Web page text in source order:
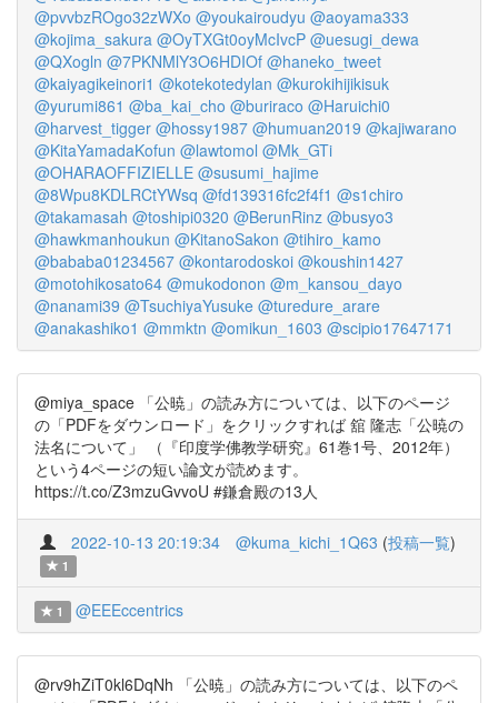
@pvvbzROgo32zWXo @youkairoudyu @aoyama333
@kojima_sakura @OyTXGt0oyMcIvcP @uesugi_dewa
@QXogln @7PKNMlY3O6HDIOf @haneko_tweet
@kaiyagikeinori1 @kotekotedylan @kurokihijikisuk
@yurumi861 @ba_kai_cho @buriraco @Haruichi0
@harvest_tigger @hossy1987 @humuan2019 @kajiwarano
@KitaYamadaKofun @lawtomol @Mk_GTi
@OHARAOFFIZIELLE @susumi_hajime
@8Wpu8KDLRCtYWsq @fd139316fc2f4f1 @s1chiro
@takamasah @toshipi0320 @BerunRinz @busyo3
@hawkmanhoukun @KitanoSakon @tihiro_kamo
@bababa01234567 @kontarodoskoi @koushin1427
@motohikosato64 @mukodonon @m_kansou_dayo
@nanami39 @TsuchiyaYusuke @turedure_arare
@anakashiko1 @mmktn @omikun_1603 @scipio17647171
@miya_space 「公暁」の読み方については、以下のページ
の「PDFをダウンロード」をクリックすれば 舘 隆志「公暁の
法名について」 （『印度学佛教学研究』61巻1号、2012年）
という4ページの短い論文が読めます。
https://t.co/Z3mzuGvvoU #鎌倉殿の13人
2022-10-13 20:19:34 @kuma_kichi_1Q63 (投稿一覧)
1
1 @EEEccentrics
@rv9hZiT0kl6DqNh 「公暁」の読み方については、以下のペ